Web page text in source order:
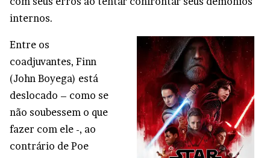
internos.
Entre os
coadjuvantes, Finn
(John Boyega) está
deslocado – como se
não soubessem o que
fazer com ele -, ao
contrário de Poe